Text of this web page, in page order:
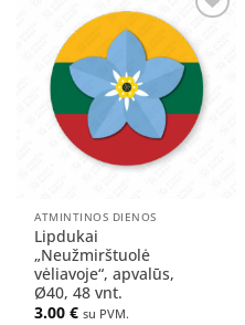
Pridėti
į norų
sąrašą
ATMINTINOS DIENOS
Lipdukai
„Neužmirštuolė
vėliavoje“, apvalūs,
Ø40, 48 vnt.
3.00€ su PVM.